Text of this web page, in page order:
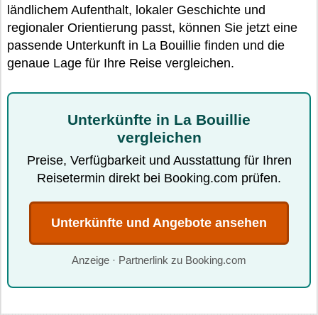
ländlichem Aufenthalt, lokaler Geschichte und
regionaler Orientierung passt, können Sie jetzt eine
passende Unterkunft in La Bouillie finden und die
genaue Lage für Ihre Reise vergleichen.
Unterkünfte in La Bouillie
vergleichen
Preise, Verfügbarkeit und Ausstattung für Ihren
Reisetermin direkt bei Booking.com prüfen.
Unterkünfte und Angebote ansehen
Anzeige · Partnerlink zu Booking.com